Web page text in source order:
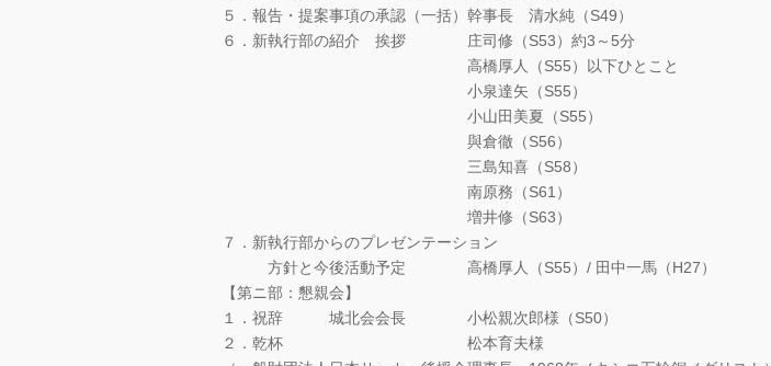
５．報告・提案事項の承認（一括）幹事長 清水純（S49）
６．新執行部の紹介 挨拶 庄司修（S53）約3～5分
高橋厚人（S55）以下ひとこと
小泉達矢（S55）
小山田美夏（S55）
與倉徹（S56）
三島知喜（S58）
南原務（S61）
増井修（S63）
７．新執行部からのプレゼンテーション
方針と今後活動予定 高橋厚人（S55）/ 田中一馬（H27）
【第ニ部：懇親会】
１．祝辞 城北会会長 小松親次郎様（S50）
２．乾杯 松本育夫様